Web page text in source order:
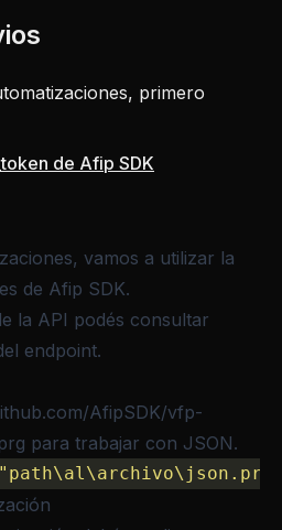
primero
de Afip SDK
vamos a utilizar la
de Afip SDK.
la API podés consultar
endpoint.
AfipSDK/vfp-
para trabajar con JSON.